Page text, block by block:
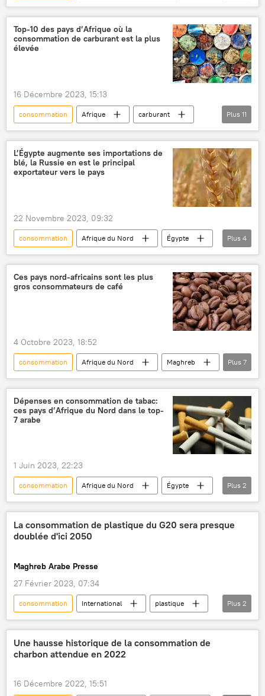
Burkina Faso
maladies
chauve-souris
animaux
contamination
Top-10 des pays d’Afrique où la
consommation de carburant est la plus
élevée
16 Décembre 2023, 15:13
consommation Afrique
carburant
pétrole
Égypte
Afrique du Sud
Algérie
Nigeria
Maroc
Libye
Angola
Soudan
Plus 11
L’Égypte augmente ses importations de
blé, la Russie en est le principal
exportateur vers le pays
22 Novembre 2023, 09:32
consommation Afrique du Nord
Égypte
Russie
blé
récolte
Plus 4
Ces pays nord-africains sont les plus
gros consommateurs de café
4 Octobre 2023, 18:52
consommation Afrique du Nord
Maghreb
Afrique subsaharienne
Algérie
Éthiopie
région MENA
pays arabes
budget
Plus 7
Dépenses en consommation de tabac:
ces pays d’Afrique du Nord dans le top-
7 arabe
1 Juin 2023, 22:23
consommation Afrique du Nord
Égypte
Algérie
tabac
Plus 2
La consommation de plastique du G20 sera presque
doublée d'ici 2050
Maghreb Arabe Presse
27 Février 2023, 07:34
consommation International
plastique
déchets plastiques
sac en plastique
Plus 2
Une hausse historique de la consommation de
charbon attendue en 2022
16 Décembre 2022, 15:51